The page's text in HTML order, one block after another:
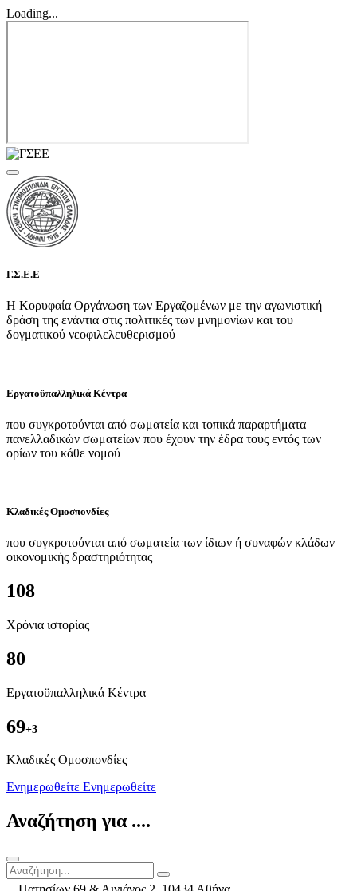
Loading...
Γ.Σ.Ε.Ε
Η Κορυφαία Οργάνωση των Εργαζομένων με την αγωνιστική
δράση της ενάντια στις πολιτικές των μνημονίων και του
δογματικού νεοφιλελευθερισμού
Εργατοϋπαλληλικά Κέντρα
που συγκροτούνται από σωματεία και τοπικά παραρτήματα
πανελλαδικών σωματείων που έχουν την έδρα τους εντός των
ορίων του κάθε νομού
Κλαδικές Ομοσπονδίες
που συγκροτούνται από σωματεία των ίδιων ή συναφών κλάδων
οικονομικής δραστηριότητας
108
Χρόνια ιστορίας
80
Εργατοϋπαλληλικά Κέντρα
69+3
Kλαδικές Ομοσπονδίες
Ενημερωθείτε Ενημερωθείτε
Αναζήτηση για ....